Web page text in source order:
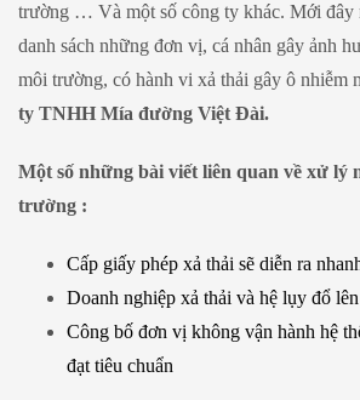
trường … Và một số công ty khác. Mới đây
danh sách những đơn vị, cá nhân gây ảnh
môi trường, có hành vi xả thải gây ô nhiễm
ty TNHH Mía đường Việt Đài.
Một số những bài viết liên quan về xử lý
trường :
Cấp giấy phép xả thải sẽ diễn ra
Doanh nghiệp xả thải và hệ lụy đổ
Công bố đơn vị không vận hành hệ
đạt tiêu chuẩn